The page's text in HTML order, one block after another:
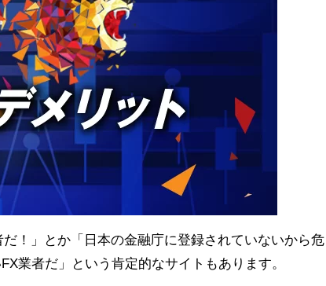
！」とか「日本の金融庁に登録されていないから危
業者だ」という肯定的なサイトもあります。